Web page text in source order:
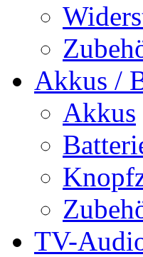
Akkus /
Akkus
TV-